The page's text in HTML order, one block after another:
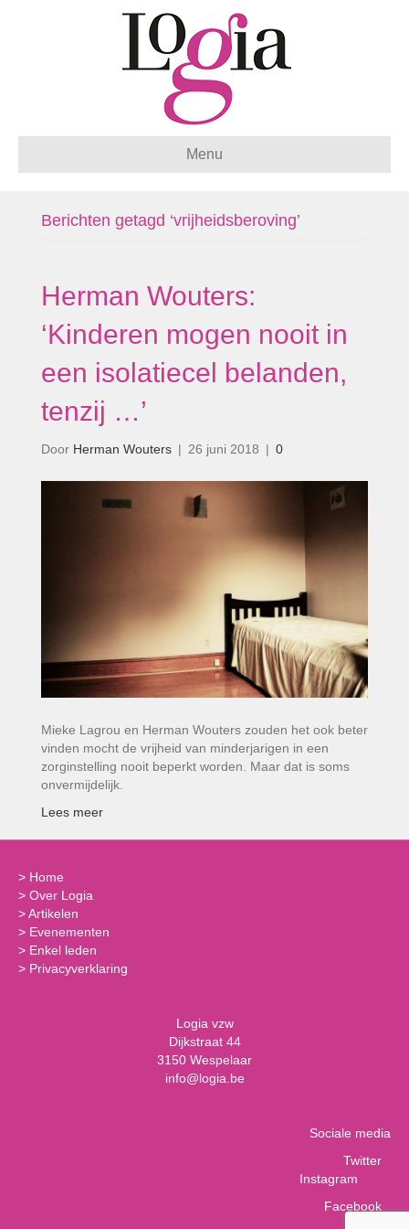
Menu
Berichten getagd ‘vrijheidsberoving’
Herman Wouters:
‘Kinderen mogen nooit in
een isolatiecel belanden,
tenzij …’
Door Herman Wouters | 26 juni 2018 | 0
Mieke Lagrou en Herman Wouters zouden het ook beter
vinden mocht de vrijheid van minderjarigen in een
zorginstelling nooit beperkt worden. Maar dat is soms
onvermijdelijk.
Lees meer
> Home
> Over Logia
>Artikelen
> Evenementen
> Enkel leden
> Privacyverklaring
Logia vzw
Dijkstraat 44
3150 Wespelaar
info@logia.be
Sociale media
Twitter
Instagram
Facebook